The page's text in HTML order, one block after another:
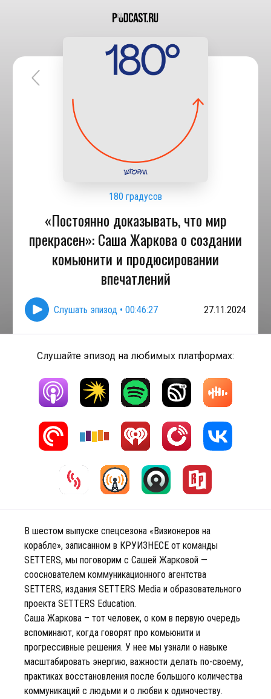
180 градусов
«Постоянно доказывать, что мир
прекрасен»: Саша Жаркова о создании
комьюнити и продюсировании
впечатлений
Слушать эпизод • 00:46:27 27.11.2024
Слушайте эпизод на любимых платформах:
В шестом выпуске спецсезона «Визионеров на
корабле», записанном в КРУИЗНЕСЕ от команды
SETTERS, мы поговорим с Сашей Жарковой —
сооснователем коммуникационного агентства
SETTERS, издания SETTERS Media и образовательного
проекта SETTERS Education.
Саша Жаркова – тот человек, о ком в первую очередь
вспоминают, когда говорят про комьюнити и
прогрессивные решения. У нее мы узнали о навыке
масштабировать энергию, важности делать по-своему,
практиках восстановления после большого количества
коммуникаций с людьми и о любви к одиночеству.